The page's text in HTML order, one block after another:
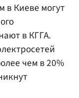
в Киеве могут
в КГГА.
чем в 20%